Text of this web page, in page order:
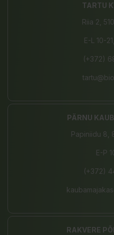
TARTU
Riia 2,
E-L 10-
(+372)
PÄRNU
Papiniidu 8,
E-P
(+372)
RAKVERE